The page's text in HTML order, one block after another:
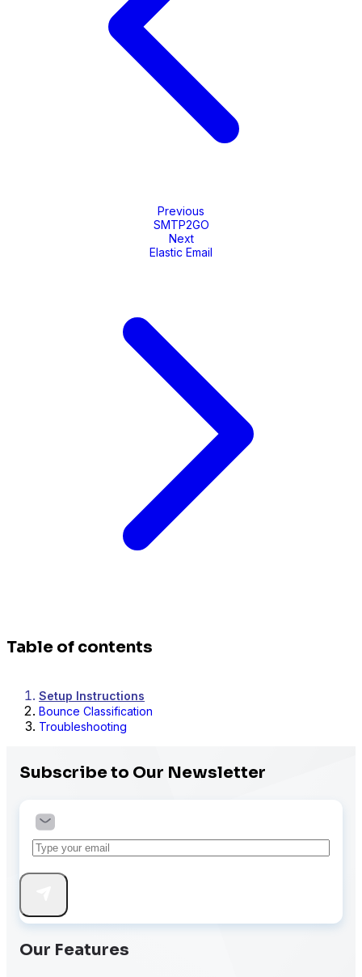
Previous
SMTP2GO
Next
Elastic Email
Table of contents
Setup Instructions
Bounce Classification
Troubleshooting
Subscribe to Our Newsletter
Our Features